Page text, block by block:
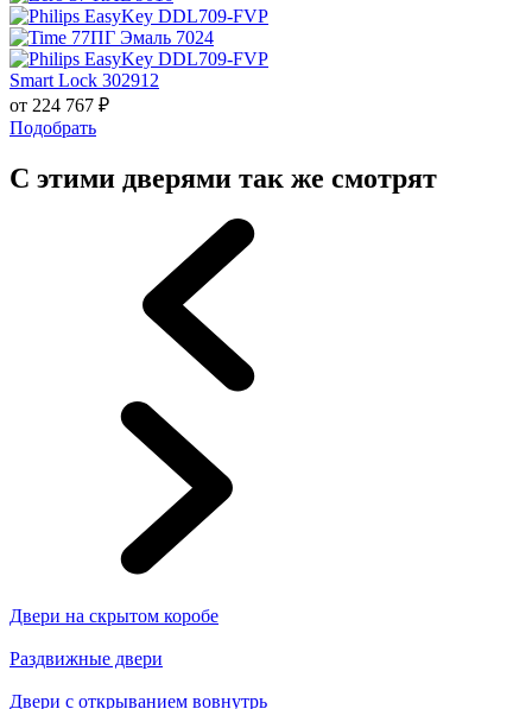
Smart Lock 302912
от 224 767 ₽
Подобрать
С этими дверями так же смотрят
Двери на скрытом коробе
Раздвижные двери
Двери с открыванием вовнутрь